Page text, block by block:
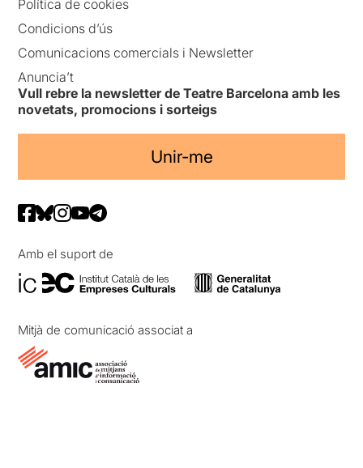
Política de cookies
Condicions d’ús
Comunicacions comercials i Newsletter
Anuncia’t
Vull rebre la newsletter de Teatre Barcelona amb les
novetats, promocions i sorteigs
Unir-me
Amb el suport de
Mitjà de comunicació associat a